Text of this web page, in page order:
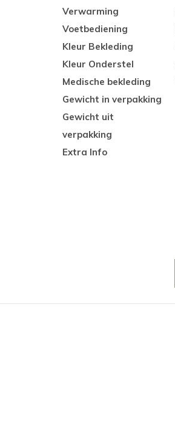
Verwarming
Voetbediening
Kleur Bekleding
Kleur Onderstel
Medische bekleding
Gewicht in verpakking
Gewicht uit
verpakking
Extra Info